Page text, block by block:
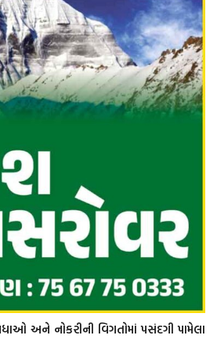
નોકરીની વિગતોમાં પસંદગી પામેલા